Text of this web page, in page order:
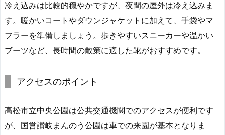
冷え込みは比較的穏やかですが、夜間の屋外は冷え込みま
す。暖かいコートやダウンジャケットに加えて、手袋やマ
フラーを準備しましょう。歩きやすいスニーカーや温かい
ブーツなど、長時間の散策に適した靴がおすすめです。
アクセスのポイント
高松市立中央公園は公共交通機関でのアクセスが便利です
が、国営讃岐まんのう公園は車での来園が基本となりま